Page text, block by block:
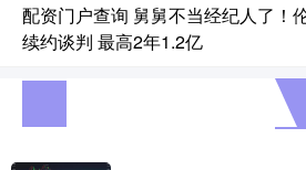
配资门户查询 舅舅不当经纪人了！
续约谈判 最高2年1.2亿